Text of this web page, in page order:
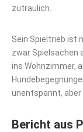
zutraulich.
Sein Spieltrieb ist
zwar Spielsachen
ins Wohnzimmer,
unentspannt, aber
Bericht aus